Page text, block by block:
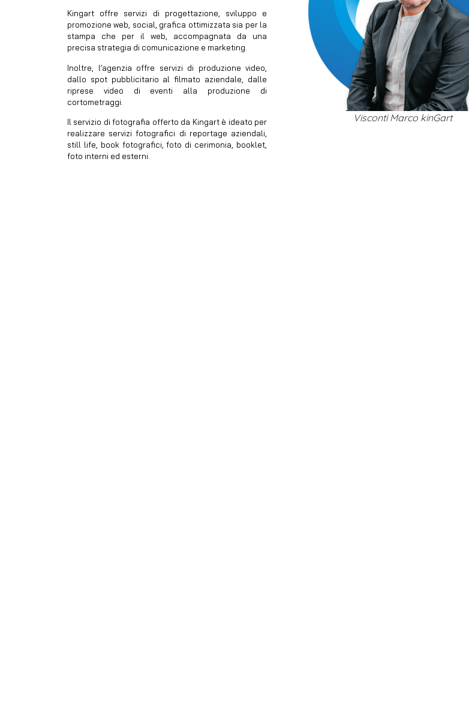
Kingart offre servizi di progettazione, sviluppo e
promozione web, social, grafica ottimizzata sia per la
stampa che per il web, accompagnata da una
precisa strategia di comunicazione e marketing.
Inoltre, l’agenzia offre servizi di produzione video,
dallo spot pubblicitario al filmato aziendale, dalle
riprese video di eventi alla produzione di
cortometraggi.
Il servizio di fotografia offerto da Kingart è ideato per
realizzare servizi fotografici di reportage aziendali,
still life, book fotografici, foto di cerimonia, booklet,
foto interni ed esterni.
Visconti Marco kinGart